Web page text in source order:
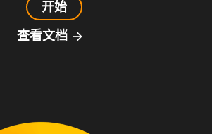
开始
查看文档 arrow_forward